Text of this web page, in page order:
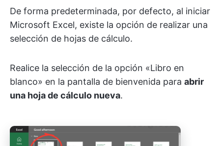
De forma predeterminada, por defecto, al iniciar
Microsoft Excel, existe la opción de realizar una
selección de hojas de cálculo.
Realice la selección de la opción «Libro en
blanco» en la pantalla de bienvenida para abrir
una hoja de cálculo nueva.